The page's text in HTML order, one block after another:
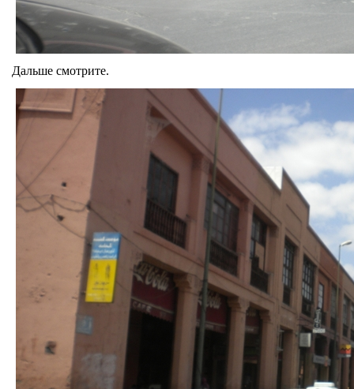
Дальше смотрите.